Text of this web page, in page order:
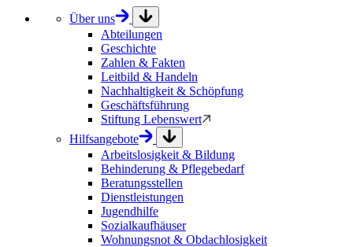
Über uns
Abteilungen
Geschichte
Zahlen & Fakten
Leitbild & Handeln
Nachhaltigkeit & Schöpfung
Geschäftsführung
Stiftung Lebenswert
Hilfsangebote
Arbeitslosigkeit & Bildung
Behinderung & Pflegebedarf
Beratungsstellen
Dienstleistungen
Jugendhilfe
Sozialkaufhäuser
Wohnungsnot & Obdachlosigkeit